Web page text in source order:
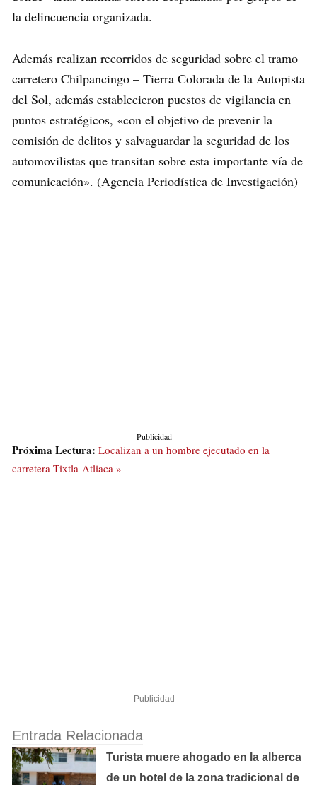
la delincuencia organizada.
Además realizan recorridos de seguridad sobre el tramo
carretero Chilpancingo – Tierra Colorada de la Autopista
del Sol, además establecieron puestos de vigilancia en
puntos estratégicos, «con el objetivo de prevenir la
comisión de delitos y salvaguardar la seguridad de los
automovilistas que transitan sobre esta importante vía de
comunicación». (Agencia Periodística de Investigación)
Publicidad
Próxima Lectura: Localizan a un hombre ejecutado en la
carretera Tixtla-Atliaca »
Publicidad
Entrada Relacionada
Turista muere ahogado en la alberca
de un hotel de la zona tradicional de